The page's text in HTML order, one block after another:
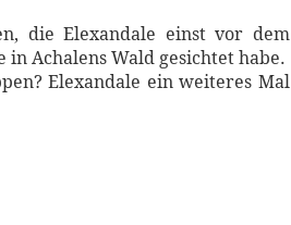
die Elexandale einst vor dem
in Achalens Wald gesichtet habe.
Elexandale ein weiteres Mal